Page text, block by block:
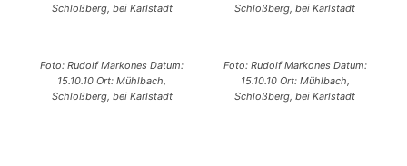
Schloßberg, bei Karlstadt
Schloßberg, bei Karlstadt
Foto: Rudolf Markones Datum:
15.10.10 Ort: Mühlbach,
Schloßberg, bei Karlstadt
Foto: Rudolf Markones Datum:
15.10.10 Ort: Mühlbach,
Schloßberg, bei Karlstadt